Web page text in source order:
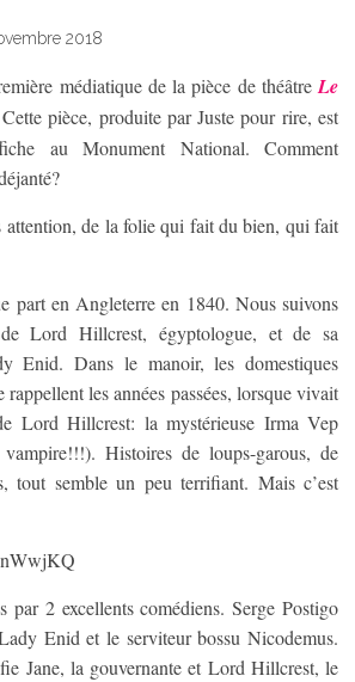
2018
médiatique de la pièce de théâtre Le
pièce, produite par Juste pour rire, est
au Monument National. Comment
de la folie qui fait du bien, qui fait
part en Angleterre en 1840. Nous suivons
de Lord Hillcrest, égyptologue, et de sa
Enid. Dans le manoir, les domestiques
rappellent les années passées, lorsque vivait
Lord Hillcrest: la mystérieuse Irma Vep
Histoires de loups-garous, de
tout semble un peu terrifiant. Mais c’est
par 2 excellents comédiens. Serge Postigo
Enid et le serviteur bossu Nicodemus.
Jane, la gouvernante et Lord Hillcrest, le